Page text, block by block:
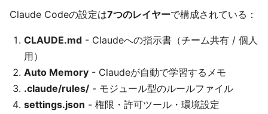
Claude Codeの設定は7つのレイヤーで構成されている：
CLAUDE.md - Claudeへの指示書（チーム共有 / 個人
用）
Auto Memory - Claudeが自動で学習するメモ
.claude/rules/ - モジュール型のルールファイル
settings.json - 権限・許可ツール・環境設定